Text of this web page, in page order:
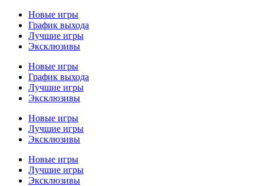
Новые игры
График выхода
Лучшие игры
Эксклюзивы
Новые игры
График выхода
Лучшие игры
Эксклюзивы
Новые игры
Лучшие игры
Эксклюзивы
Новые игры
Лучшие игры
Эксклюзивы